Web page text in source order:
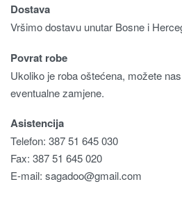
Dostava
Vršimo dostavu unutar Bosne i
Povrat robe
Ukoliko je roba oštećena, možete
eventualne zamjene.
Asistencija
Telefon: 387 51 645 030
Fax: 387 51 645 020
E-mail: sagadoo@gmail.com